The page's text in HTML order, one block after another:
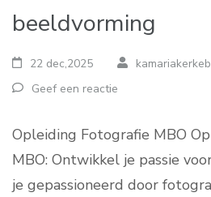
beeldvorming
22 dec,2025
Geef een reactie
Opleiding Fotografie MBO
MBO: Ontwikkel je passie
je gepassioneerd door